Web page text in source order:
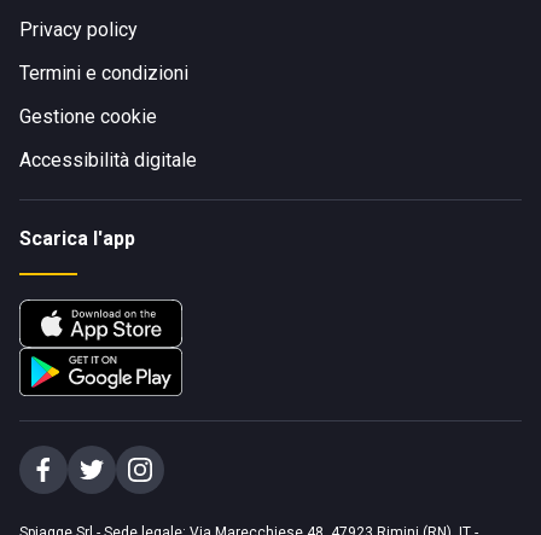
Privacy policy
Termini e condizioni
Gestione cookie
Accessibilità digitale
Scarica l'app